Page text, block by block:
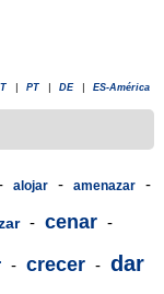
PT DE ES-América
alojar - amenazar -
- cenar -
- crecer - dar